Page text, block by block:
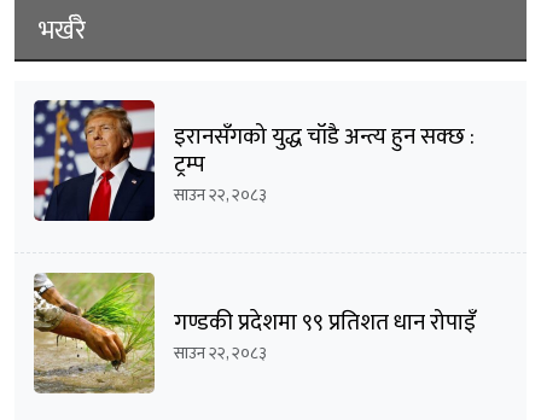
भर्खरै
इरानसँगको युद्ध चाँडै अन्त्य हुन सक्छ :
ट्रम्प
साउन २२, २०८३
गण्डकी प्रदेशमा ९९ प्रतिशत धान रोपाइँ
साउन २२, २०८३